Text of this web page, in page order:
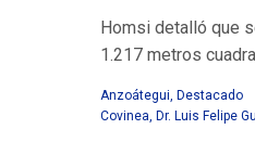
Homsi detalló que
1.217 metros
Anzoátegui, Destacado
Covinea, Dr. Luis Felipe